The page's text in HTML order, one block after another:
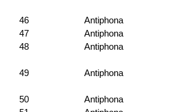
46
Antiphona
47
Antiphona
48
Antiphona
49
Antiphona
50
Antiphona